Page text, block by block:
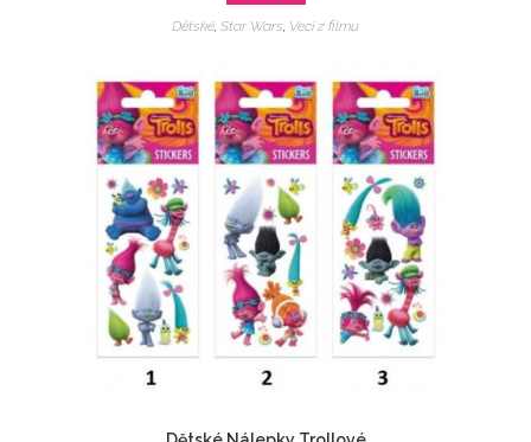
Dětské, Star Wars, Veci z filmu